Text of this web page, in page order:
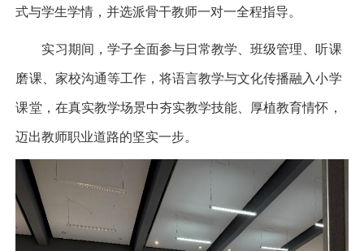
式与学生学情，并选派骨干教师一对一全程指导。
实习期间，学子全面参与日常教学、班级管理、听课
磨课、家校沟通等工作，将语言教学与文化传播融入小学
课堂，在真实教学场景中夯实教学技能、厚植教育情怀，
迈出教师职业道路的坚实一步。